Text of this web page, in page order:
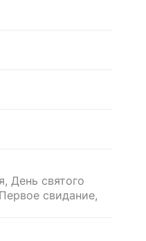
День святого
свидание,